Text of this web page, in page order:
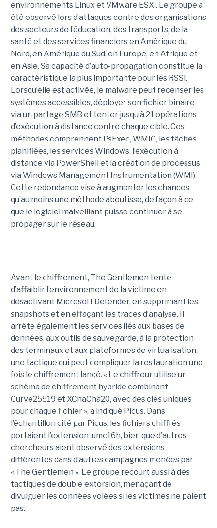
environnements Linux et VMware ESXi. Le groupe a
été observé lors d’attaques contre des organisations
des secteurs de l’éducation, des transports, de la
santé et des services financiers en Amérique du
Nord, en Amérique du Sud, en Europe, en Afrique et
en Asie. Sa capacité d’auto-propagation constitue la
caractéristique la plus importante pour les RSSI.
Lorsqu’elle est activée, le malware peut recenser les
systèmes accessibles, déployer son fichier binaire
via un partage SMB et tenter jusqu’à 21 opérations
d’exécution à distance contre chaque cible. Ces
méthodes comprennent PsExec, WMIC, les tâches
planifiées, les services Windows, l’exécution à
distance via PowerShell et la création de processus
via Windows Management Instrumentation (WMI).
Cette redondance vise à augmenter les chances
qu’au moins une méthode aboutisse, de façon à ce
que le logiciel malveillant puisse continuer à se
propager sur le réseau.
Avant le chiffrement, The Gentlemen tente
d’affaiblir l’environnement de la victime en
désactivant Microsoft Defender, en supprimant les
snapshots et en effaçant les traces d’analyse. Il
arrête également les services liés aux bases de
données, aux outils de sauvegarde, à la protection
des terminaux et aux plateformes de virtualisation,
une tactique qui peut compliquer la restauration une
fois le chiffrement lancé. « Le chiffreur utilise un
schéma de chiffrement hybride combinant
Curve25519 et XChaCha20, avec des clés uniques
pour chaque fichier », a indiqué Picus. Dans
l’échantillon cité par Picus, les fichiers chiffrés
portaient l’extension .umc16h, bien que d’autres
chercheurs aient observé des extensions
différentes dans d’autres campagnes menées par
« The Gentlemen ». Le groupe recourt aussi à des
tactiques de double extorsion, menaçant de
divulguer les données volées si les victimes ne paient
pas.